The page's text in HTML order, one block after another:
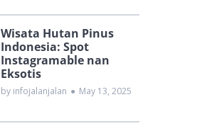
Wisata Hutan Pinus
Indonesia: Spot
Instagramable nan
Eksotis
by infojalanjalan ● May 13, 2025